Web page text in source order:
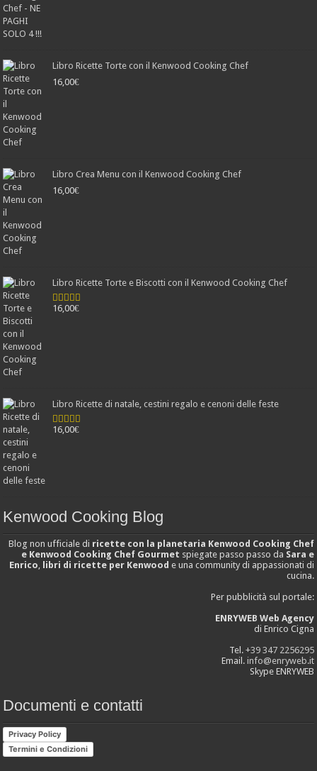
Libro Ricette Torte con il Kenwood Cooking Chef
16,00€
Libro Crea Menu con il Kenwood Cooking Chef
16,00€
Libro Ricette Torte e Biscotti con il Kenwood Cooking Chef
Valutato
16,00€
Libro Ricette di natale, cestini regalo e cenoni delle feste
Valutato
16,00€
Kenwood Cooking Blog
Blog non ufficiale di ricette con la planetaria Kenwood Cooking Chef
e Kenwood Cooking Chef Gourmet spiegate passo passo da Sara e
Enrico
libri di ricette per Kenwood e una community di appassionati di
cucina.
Per pubblicità sul portale:
ENRYWEB Web Agency
di Enrico Cigna
Tel. +39 347 2256295
Email. info@enryweb.it
Skype ENRYWEB
Documenti e contatti
Privacy Policy
Termini e Condizioni